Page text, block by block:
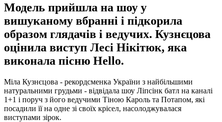
Модель прийшла на шоу у
вишуканому вбранні і підкорила
образом глядачів і ведучих. Кузнєцова
оцінила виступ Лесі Нікітюк, яка
виконала пісню Hello.
Міла Кузнєцова - рекордсменка України з найбільшими
натуральними грудьми - відвідала шоу Ліпсінк батл на каналі
1+1 і поруч з його ведучими Тіною Кароль та Потапом, які
посадили її на одне зі своїх крісел, насолоджувалася
виступами зірок.